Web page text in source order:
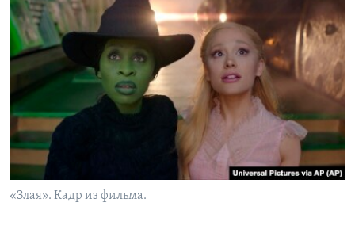
«Злая». Кадр из фильма.